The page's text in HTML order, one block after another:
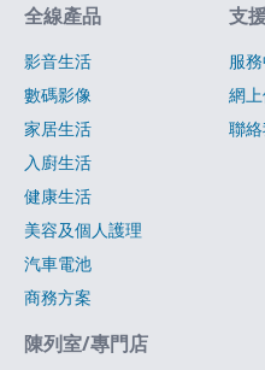
網站指南
全線產品
影音生活
數碼影像
家居生活
入廚生活
健康生活
美容及個人護理
汽車電池
商務方案
支
服
網
聯
陳列室/專門店